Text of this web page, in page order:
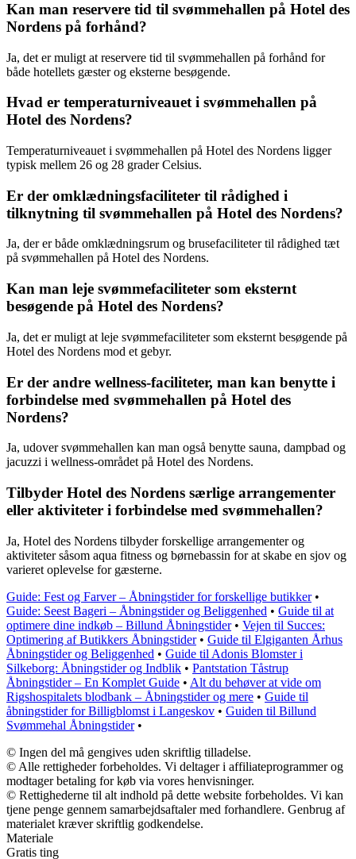
Kan man reservere tid til svømmehallen på Hotel des
Nordens på forhånd?
Ja, det er muligt at reservere tid til svømmehallen på forhånd for
både hotellets gæster og eksterne besøgende.
Hvad er temperaturniveauet i svømmehallen på
Hotel des Nordens?
Temperaturniveauet i svømmehallen på Hotel des Nordens ligger
typisk mellem 26 og 28 grader Celsius.
Er der omklædningsfaciliteter til rådighed i
tilknytning til svømmehallen på Hotel des Nordens?
Ja, der er både omklædningsrum og brusefaciliteter til rådighed tæt
på svømmehallen på Hotel des Nordens.
Kan man leje svømmefaciliteter som eksternt
besøgende på Hotel des Nordens?
Ja, det er muligt at leje svømmefaciliteter som eksternt besøgende på
Hotel des Nordens mod et gebyr.
Er der andre wellness-faciliteter, man kan benytte i
forbindelse med svømmehallen på Hotel des
Nordens?
Ja, udover svømmehallen kan man også benytte sauna, dampbad og
jacuzzi i wellness-området på Hotel des Nordens.
Tilbyder Hotel des Nordens særlige arrangementer
eller aktiviteter i forbindelse med svømmehallen?
Ja, Hotel des Nordens tilbyder forskellige arrangementer og
aktiviteter såsom aqua fitness og børnebassin for at skabe en sjov og
varieret oplevelse for gæsterne.
Guide: Fest og Farver – Åbningstider for forskellige butikker•
Guide: Seest Bageri – Åbningstider og Beliggenhed • Guide til at
optimere dine indkøb – Billund Åbningstider• Vejen til Succes:
Optimering af Butikkers Åbningstider• Guide til Elgiganten Århus
Åbningstider og Beliggenhed • Guide til Adonis Blomster i
Silkeborg: Åbningstider og Indblik • Pantstation Tåstrup
Åbningstider – En Komplet Guide • Alt du behøver at vide om
Rigshospitalets blodbank – Åbningstider og mere • Guide til
åbningstider for Billigblomst i Langeskov • Guiden til Billund
Svømmehal Åbningstider•
© Ingen del må gengives uden skriftlig tilladelse.
© Alle rettigheder forbeholdes. Vi deltager i affiliateprogrammer og
modtager betaling for køb via vores henvisninger.
© Rettighederne til alt indhold på dette website forbeholdes. Vi kan
tjene penge gennem samarbejdsaftaler med forhandlere. Genbrug af
materialet kræver skriftlig godkendelse.
Materiale
Gratis ting